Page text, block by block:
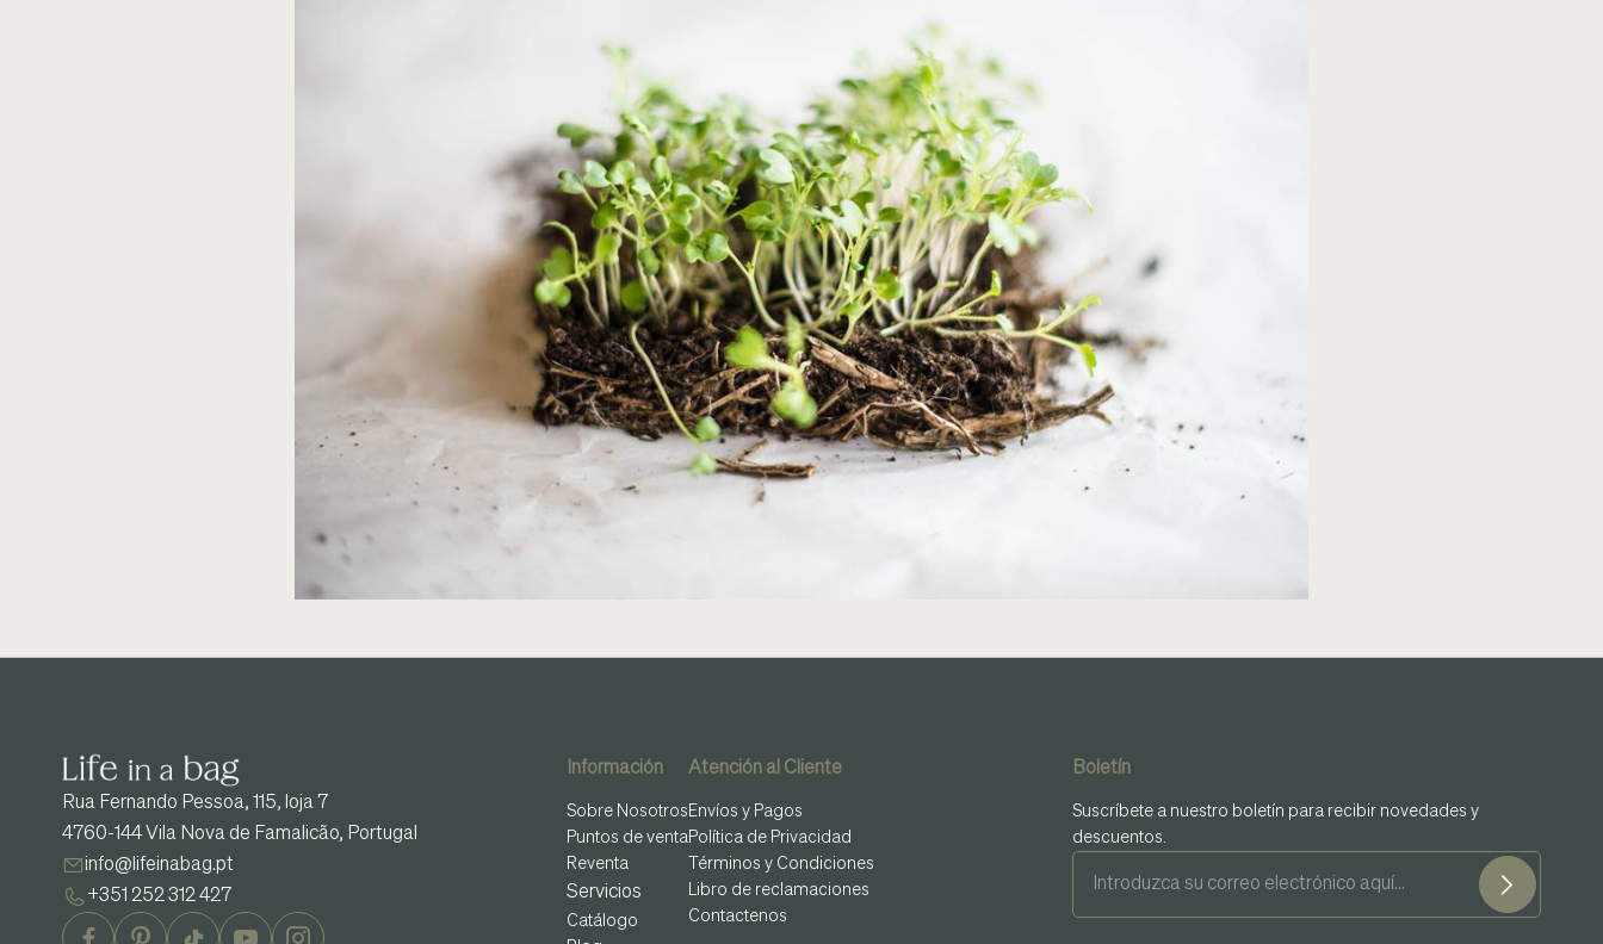
Rua Fernando Pessoa, 115, loja 7
4760-144 Vila Nova de Famalicão, Portugal
info@lifeinabag.pt
+351 252 312 427
Información
Sobre Nosotros
Puntos de venta
Reventa
Servicios
Catálogo
Atención al Cliente
Envíos y Pagos
Política de Privacidad
Términos y Condiciones
Libro de reclamaciones
Contactenos
Boletín
Suscríbete a nuestro boletín para recibir novedades y
descuentos.